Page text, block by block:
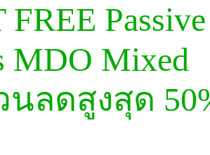
Passive
MDO Mixed
นลดสูงสุด